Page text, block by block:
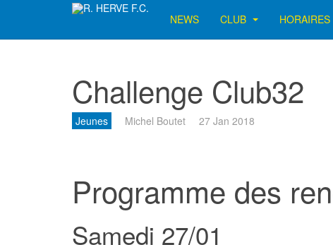
NEWS CLUB HORAIRES
Challenge Club32
Jeunes Michel Boutet 27 Jan 2018
Programme des
Samedi 27/01